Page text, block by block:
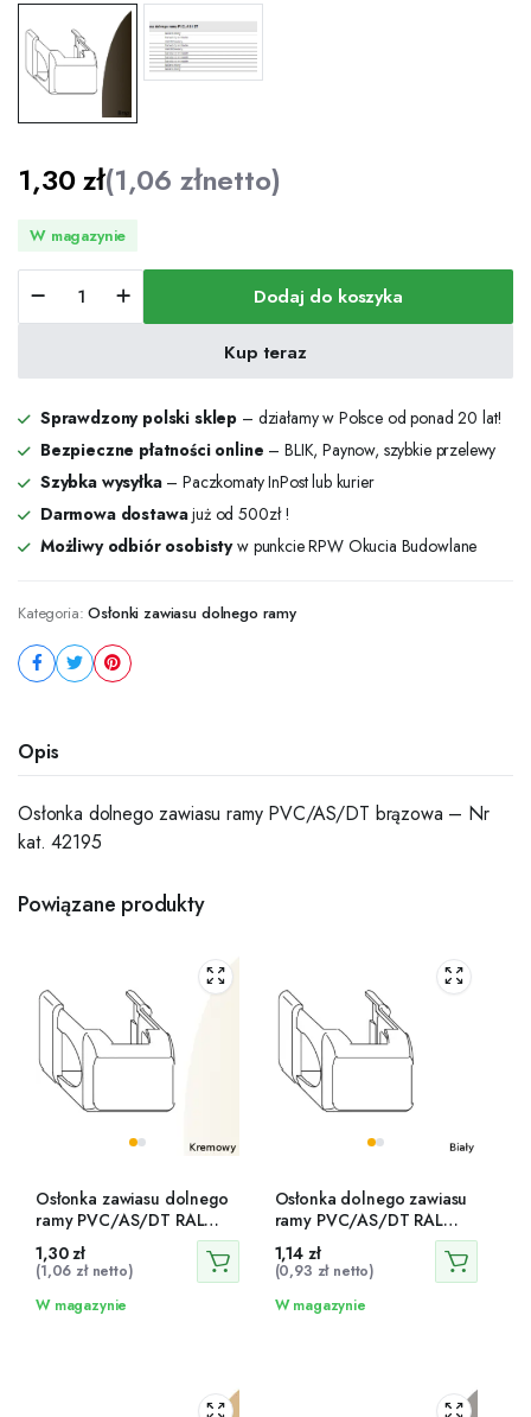
1,30zł(1,06 złnetto)
W magazynie
dolnego
zawiasu
-
ilość
Dodaj do koszyka
Kup teraz
Sprawdzony polski sklep – działamy w Polsce od ponad 20 lat!
Bezpieczne płatności online – BLIK, Paynow, szybkie przelewy
Szybka wysyłka– Paczkomaty InPost lub kurier
Darmowa dostawajuż od 500zł !
Możliwy odbiór osobistyw punkcie RPW Okucia Budowlane
Kategoria: Osłonki zawiasu dolnego ramy
Opis
Osłonka dolnego zawiasu ramy PVC/AS/DT brązowa – Nr
kat. 42195
Powiązane produkty
Osłonka zawiasu dolnego
ramy PVC/AS/DT RAL
9001 – 42207
1,30zł
(1,06 złnetto)
W magazynie
Osłonka dolnego zawiasu
ramy PVC/AS/DT RAL
9016 – 41742
1,14 zł
(0,93 złnetto)
W magazynie